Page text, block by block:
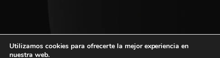
Utilizamos cookies para ofrecerte la mejor experiencia en
nuestra web.